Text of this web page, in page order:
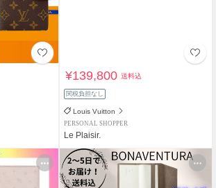
¥139,800送料込
関税負担なし
Louis Vuitton
PERSONAL SHOPPER
Le Plaisir.